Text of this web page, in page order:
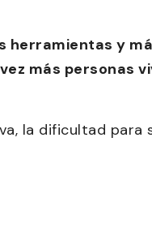
herramientas y
más
la dificultad para